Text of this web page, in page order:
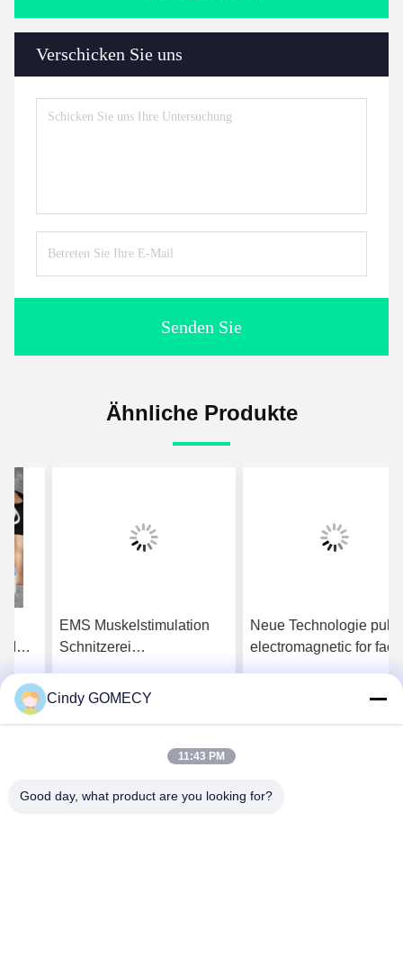
Verschicken Sie uns
Senden Sie
Ähnliche Produkte
EMS Muskelstimulation
Schnitzerei
mit LCD-Display
Wir Reden Jetzt.
Neue Technologie pulse
electromagnetic for face
Gesicht Lift
Cindy GOMECY
11:43 PM
Good day, what product are you looking for?